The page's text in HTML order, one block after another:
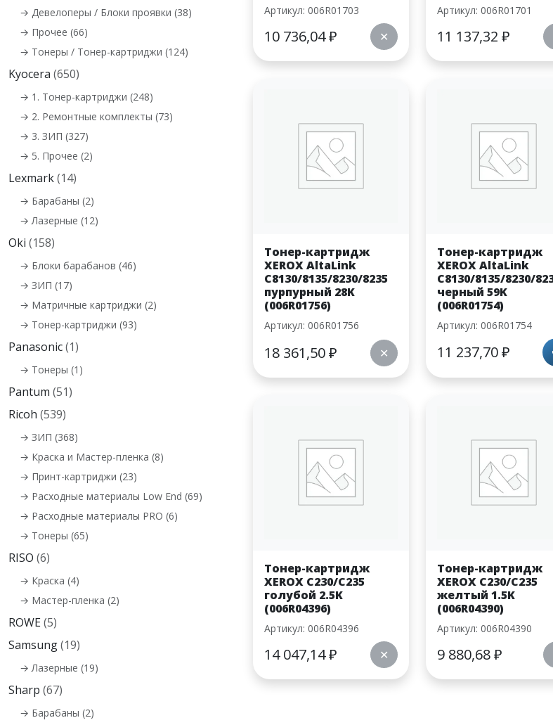
→ Девелоперы / Блоки проявки (38)
→ Прочее (66)
→ Тонеры / Тонер-картриджи (124)
Kyocera (650)
→ 1. Тонер-картриджи (248)
→ 2. Ремонтные комплекты (73)
→ 3. ЗИП (327)
→ 5. Прочее (2)
Lexmark(14)
→ Барабаны (2)
→ Лазерные (12)
Oki (158)
→ Блоки барабанов (46)
→ ЗИП (17)
→ Матричные картриджи (2)
→ Тонер-картриджи (93)
Panasonic(1)
→ Тонеры (1)
Pantum (51)
Ricoh (539)
→ ЗИП (368)
→ Краска и Мастер-пленка (8)
→ Принт-картриджи (23)
→ Расходные материалы Low End (69)
→ Расходные материалы PRO (6)
→ Тонеры (65)
RISO (6)
→ Краска (4)
→ Мастер-пленка (2)
ROWE(5)
Samsung(19)
→ Лазерные (19)
Sharp (67)
→ Барабаны (2)
Артикул: 006R01703
10 736,04₽ ✕
Артикул: 006R01701
11 137,32 ₽
Тонер-картридж
XEROX AltaLink
C8130/8135/8230/8235
пурпурный 28K
(006R01756)
Артикул: 006R01756
18 361,50₽ ✕
Тонер-картридж
XEROX AltaLink
C8130/8135/8230/
черный 59K
(006R01754)
Артикул: 006R01754
11 237,70₽
Тонер-картридж
XEROX C230/C235
голубой 2.5K
(006R04396)
Артикул: 006R04396
14 047,14₽ ✕
Тонер-картридж
XEROX C230/C235
желтый 1.5K
(006R04390)
Артикул: 006R04390
9 880,68₽